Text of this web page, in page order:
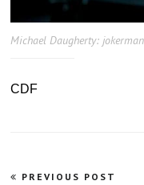
Michael Daugherty:
CDF
Navegação
PREVIOUS POST